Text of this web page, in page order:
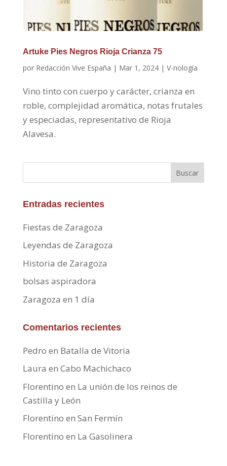
Artuke Pies Negros Rioja Crianza 75
por Redacción Vive España | Mar 1, 2024| V-nología
Vino tinto con cuerpo y carácter, crianza en
roble, complejidad aromática, notas frutales
y especiadas, representativo de Rioja
Alavesa.
Buscar
Entradas recientes
Fiestas de Zaragoza
Leyendas de Zaragoza
Historia de Zaragoza
bolsas aspiradora
Zaragoza en 1 día
Comentarios recientes
Pedro en Batalla de Vitoria
Laura en Cabo Machichaco
Florentino en La unión de los reinos de
Castilla y León
Florentino en San Fermín
Florentino en La Gasolinera